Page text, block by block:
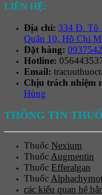
LIÊN HỆ:
Địa chỉ: 334 Đ. Tô
Quận 10, Hồ Chí
Đặt hàng:
Hotline:
Email:
Chịu trách nhiệm
Hùng
THÔNG TIN
Thuốc Nexium
Thuốc Augmentin
Thuốc Efferalgan
Thuốc
các kiểu quan hệ